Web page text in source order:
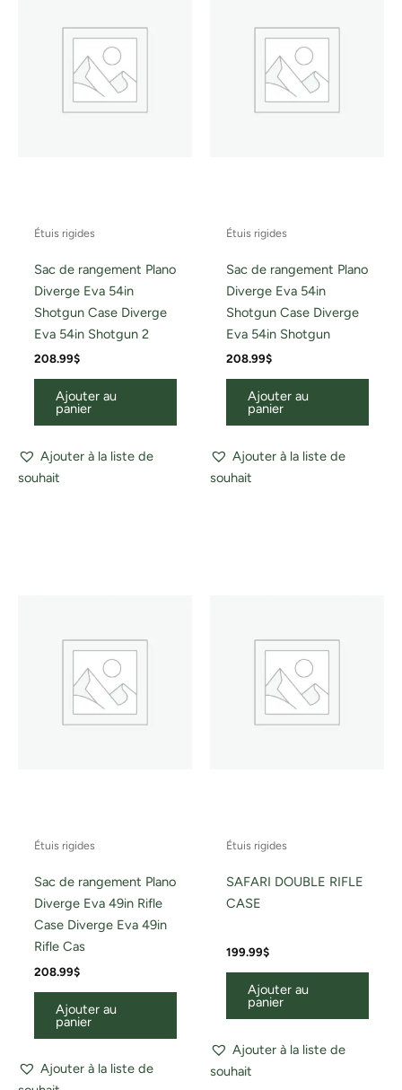
Étuis rigides
Sac de rangement Plano
Diverge Eva 54in
Shotgun Case Diverge
Eva 54in Shotgun 2
208.99$
Ajouter au
panier
Ajouter à la liste de
souhait
Étuis rigides
Sac de rangement Plano
Diverge Eva 54in
Shotgun Case Diverge
Eva 54in Shotgun
208.99$
Ajouter au
panier
Ajouter à la liste de
souhait
Étuis rigides
Sac de rangement Plano
Diverge Eva 49in Rifle
Case Diverge Eva 49in
Rifle Cas
208.99$
Ajouter au
panier
Ajouter à la liste de
Étuis rigides
SAFARI DOUBLE RIFLE
CASE
199.99$
Ajouter au
panier
Ajouter à la liste de
souhait